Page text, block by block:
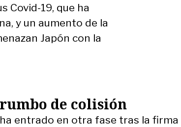
Covid-19, que ha
y un aumento de la
Japón con la
de colisión
entrado en otra fase tras la firma